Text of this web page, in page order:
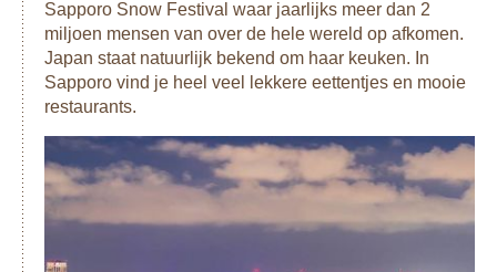
De volgende stad is Aizuwakamatsu, beroemd om haar sake
en de vele mooie bezienswaardigheden op korte afstand
van de stad. Bezoek bijvoorbeeld het bekende
toevluchtsoord Higashiyama Onsen.
Via de koninklijke tempels van Nikko en de uitgestrekte
natuurgebieden van het Nikko & Oze National Park kom je
nogmaals een van de belangrijkste karaktertrekken van de
Tohoku tegen: een land met veel mooie culturele
bezienswaardigheden, maar vooral ook uitgestrekte,
ongerepte natuur.
Sapporo Snow Festival waar jaarlijks meer dan 2
miljoen mensen van over de hele wereld op afkomen.
Japan staat natuurlijk bekend om haar keuken. In
Sapporo vind je heel veel lekkere eettentjes en mooie
restaurants.